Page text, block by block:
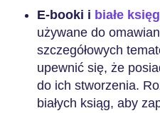
E-booki i białe
używane do
szczegółowych
upewnić się, że
do ich stworzenia.
białych ksiąg, aby